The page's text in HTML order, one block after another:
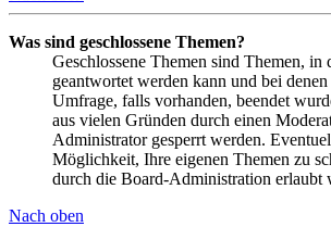
Was sind geschlossene Themen?
Geschlossene Themen sind Themen, in
geantwortet werden kann und bei
Umfrage, falls vorhanden, beendet
aus vielen Gründen durch einen
Administrator gesperrt werden.
Möglichkeit, Ihre eigenen Themen zu
durch die Board-Administration erlaubt
Nach oben